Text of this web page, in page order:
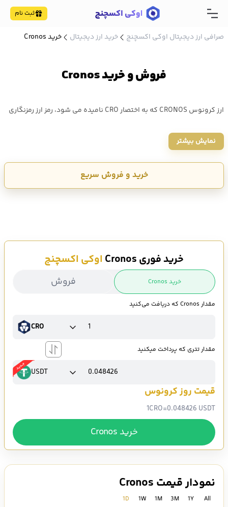
ثبت نام
صرافی ارز دیجیتال اوکی اکسچنج خرید ارز دیجیتال خرید Cronos
فروش و خرید Cronos
ارز کرونوس CRONOS که به اختصار CRO نامیده می شود، رمز ارز رمزنگاری
شده بومی زنجیره کرونوس است که یک بلاکچین غیرمتمرکز و منبع باز
اکسچنج با کمترین کارمزد انجام می شود و همچنین امکان فروش آن نیز
نمایش بیشتر
خرید و فروش سریع
خرید فوری Cronos اوکی اکسچنج
خرید Cronos فروش
مقدار Cronos که دریافت می‌کنید
CRO
مقدار تتری که پرداخت میکنید
USDT
قیمت روز کرونوس
1CRO=0.048426 USDT
خرید Cronos
نمودار قیمت Cronos
All
1Y
3M
1M
1W
1D